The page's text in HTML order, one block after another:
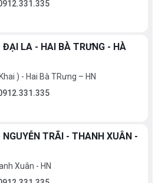
ĐẠI LA - HAI BÀ TRƯNG - HÀ
) - Hai Bà TRưng – HN
NGUYỄN TRÃI - THANH XUÂN -
Xuân - HN